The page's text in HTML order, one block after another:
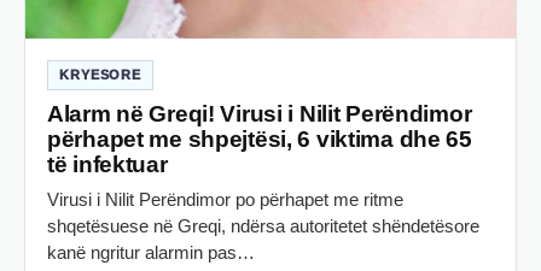
KRYESORE
Alarm në Greqi! Virusi i Nilit Perëndimor
përhapet me shpejtësi, 6 viktima dhe 65
të infektuar
Virusi i Nilit Perëndimor po përhapet me ritme
shqetësuese në Greqi, ndërsa autoritetet shëndetësore
kanë ngritur alarmin pas…